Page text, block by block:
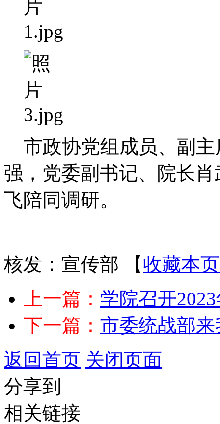
市政协党组成员、副主
强，党委副书记、院长
飞陪同调研。
核发：宣传部 【收藏本页
上一篇： 学院召开
下一篇： 市委统战部
返回首页 关闭页面
分享到
相关链接